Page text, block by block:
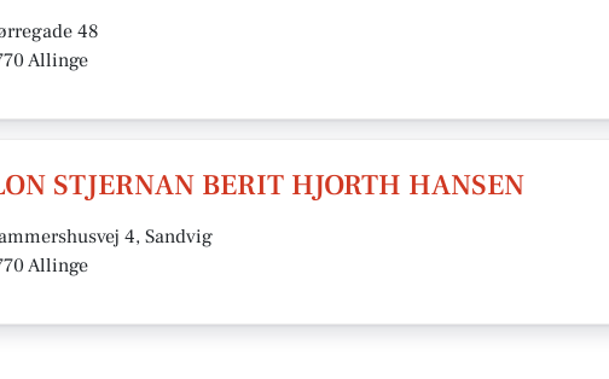
48
Allinge
STJERNAN BERIT HJORTH HANSEN
4, Sandvig
Allinge